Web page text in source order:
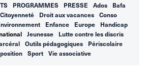
PROGRAMMES PRESSE Ados
Bafa
Citoyenneté Droit aux vacances
Conso
Enfance Europe
Handicap
Jeunesse
Lutte contre les discris
Outils pédagogiques
Périscolaire
Sport Vie associative